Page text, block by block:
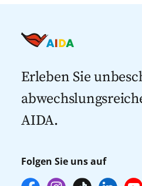
Kreuzfahrten nach Italien
Last Minute Kreuzfahrten
Kreuzfahrten mit Flug
Kreuzfahrten 2027
Erleben Sie
AIDA.
Folgen Sie uns auf